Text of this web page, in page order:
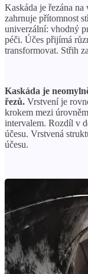
Kaskáda je řezána
zahrnuje přítomnost
univerzální: vhodný
péči. Účes přijímá
transformovat. Střih
Kaskáda je
řezů. Vrstvení je
krokem mezi
intervalem. Rozdíl v
účesu. Vrstvená
účesu.